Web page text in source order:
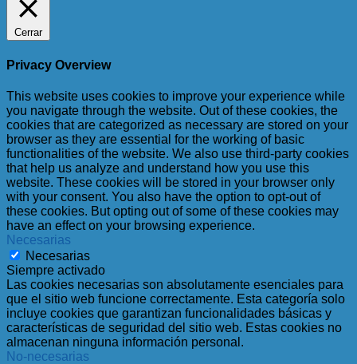
Cerrar
Privacy Overview
This website uses cookies to improve your experience while
you navigate through the website. Out of these cookies, the
cookies that are categorized as necessary are stored on your
browser as they are essential for the working of basic
functionalities of the website. We also use third-party cookies
that help us analyze and understand how you use this
website. These cookies will be stored in your browser only
with your consent. You also have the option to opt-out of
these cookies. But opting out of some of these cookies may
have an effect on your browsing experience.
Necesarias
Necesarias
Siempre activado
Las cookies necesarias son absolutamente esenciales para
que el sitio web funcione correctamente. Esta categoría solo
incluye cookies que garantizan funcionalidades básicas y
características de seguridad del sitio web. Estas cookies no
almacenan ninguna información personal.
No-necesarias